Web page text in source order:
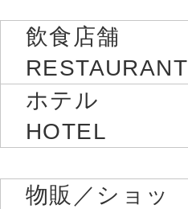
飲食店舗
RESTAURANT
ホテル
HOTEL
物販／ショッ